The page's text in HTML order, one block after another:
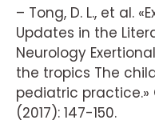
– Tong, D. L., et al.
Updates in the
Neurology
the tropics The
pediatric practice.»
(2017): 147-150.